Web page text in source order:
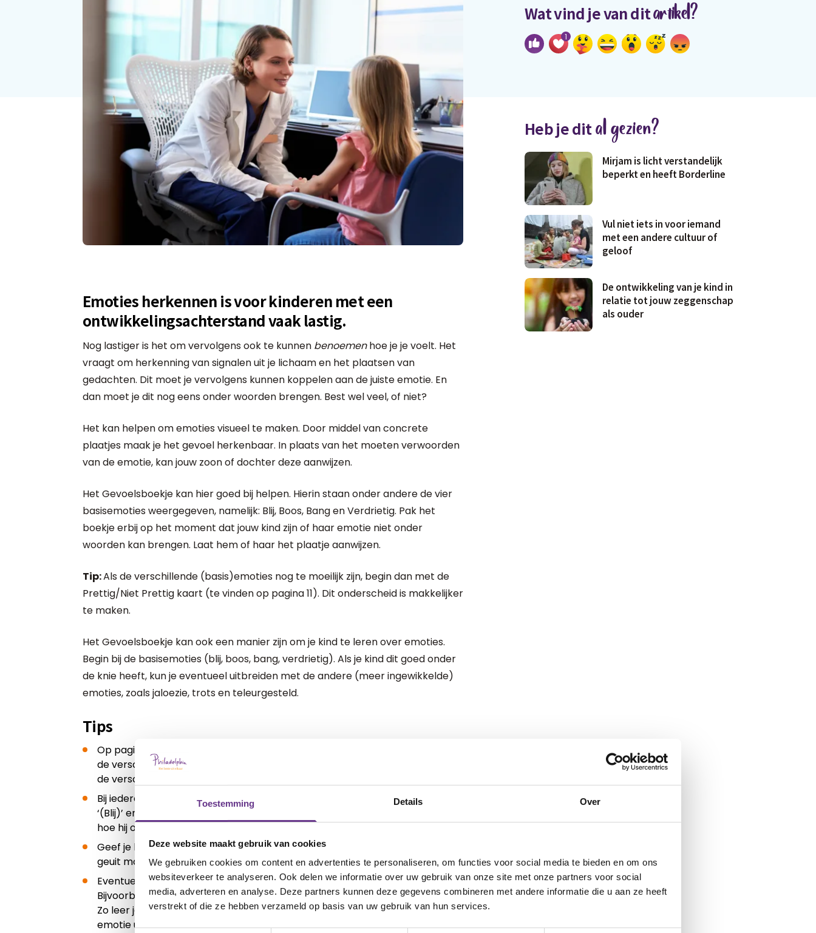
Toestemming Details Over
Deze website maakt gebruik van cookies
We gebruiken cookies om content en advertenties te personaliseren, om functies voor social media te bieden en om ons
websiteverkeer te analyseren. Ook delen we informatie over uw gebruik van onze site met onze partners voor social
media, adverteren en analyse. Deze partners kunnen deze gegevens combineren met andere informatie die u aan ze heeft
verstrekt of die ze hebben verzameld op basis van uw gebruik van hun services.
Emoties herkennen is voor kinderen met een
ontwikkelingsachterstand vaak lastig.
Nog lastiger is het om vervolgens ook te kunnen benoemenhoe je je voelt. Het
vraagt om herkenning van signalen uit je lichaam en het plaatsen van
gedachten. Dit moet je vervolgens kunnen koppelen aan de juiste emotie. En
dan moet je dit nog eens onder woorden brengen. Best wel veel, of niet?
Het kan helpen om emoties visueel te maken. Door middel van concrete
plaatjes maak je het gevoel herkenbaar. In plaats van het moeten verwoorden
van de emotie, kan jouw zoon of dochter deze aanwijzen.
Het Gevoelsboekje kan hier goed bij helpen. Hierin staan onder andere de vier
basisemoties weergegeven, namelijk: Blij, Boos, Bang en Verdrietig. Pak het
boekje erbij op het moment dat jouw kind zijn of haar emotie niet onder
woorden kan brengen. Laat hem of haar het plaatje aanwijzen.
Tip:Als de verschillende (basis)emoties nog te moeilijk zijn, begin dan met de
Prettig/Niet Prettig kaart (te vinden op pagina 11). Dit onderscheid is makkelijker
te maken.
Het Gevoelsboekje kan ook een manier zijn om je kind te leren over emoties.
Begin bij de basisemoties (blij, boos, bang, verdrietig). Als je kind dit goed onder
de knie heeft, kun je eventueel uitbreiden met de andere (meer ingewikkelde)
emoties, zoals jaloezie, trots en teleurgesteld.
Tips
Op pagina 13 van het Gevoelsboekje staan gespreksvragen. Hiermee kun je
de verschillende emoties bespreken met jouw kind. Zo kan hij of zij leren over
de verschillende emoties en hoe deze te herkennen.
Bij iedere emotie wordt ook onderscheid gemaakt tussen ‘Een beetje (blij)’,
‘(Blij)’ en ‘Heel erg (blij)’. Wanneer jouw zoon of dochter heeft aangegeven
hoe hij of zij zich voelt, kun je proberen samen dit onderscheid te maken.
Geef je kind altijd het gevoel dat zijn of haar emotie er mag zijn en dat deze
geuit mag worden.
Eventueel kun je helpen bedenken hoe een emotie geuit kan worden.
Bijvoorbeeld: ‘Als je boos bent, stamp je op de vloer of sla je op een kussen’.
Zo leer je jouw kind een stukje emotieregulatie: Op een passende manier je
emotie uiten en daarmee verminderen.
Wat vind je van ditartikel?
1
Heb je dital gezien?
Mirjam is licht verstandelijk
beperkt en heeft Borderline
Vul niet iets in voor iemand
met een andere cultuur of
geloof
De ontwikkeling van je kind in
relatie tot jouw zeggenschap
als ouder